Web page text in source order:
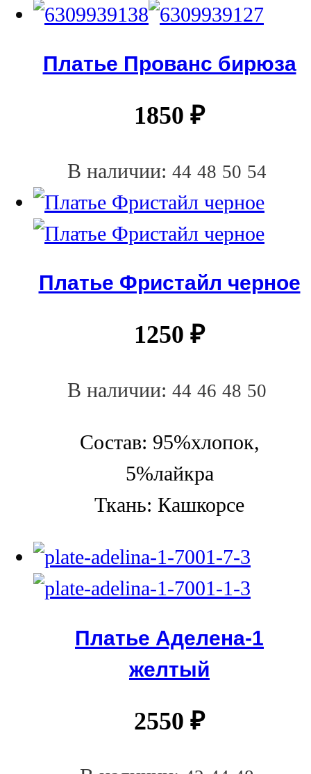
Платье Прованс бирюза
1850 ₽
В наличии: 44 48 50 54
Платье Фристайл черное
1250 ₽
В наличии: 44 46 48 50
Состав: 95%хлопок,
5%лайкра
Ткань: Кашкорсе
Платье Аделена-1
желтый
2550 ₽